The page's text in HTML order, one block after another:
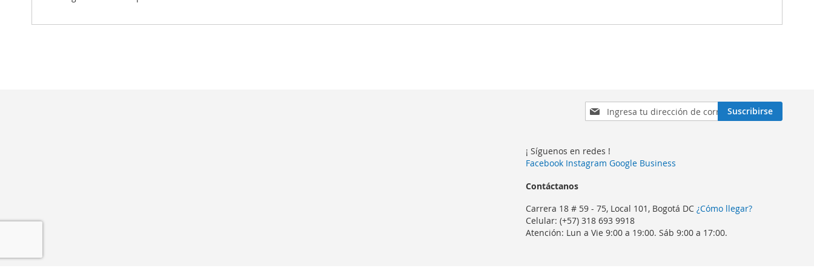
Inscríbase
a
de
noticias:
Suscribirse
¡ Síguenos en redes !
Facebook Instagram Google Business
Contáctanos
Carrera 18 # 59 - 75, Local 101, Bogotá DC ¿Cómo llegar?
Celular: (+57) 318 693 9918
Atención: Lun a Vie 9:00 a 19:00. Sáb 9:00 a 17:00.